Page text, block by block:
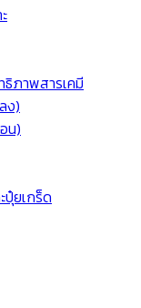
ธิภาพสารเคมี
ง)
น)
ปุ๋ยเกร็ด